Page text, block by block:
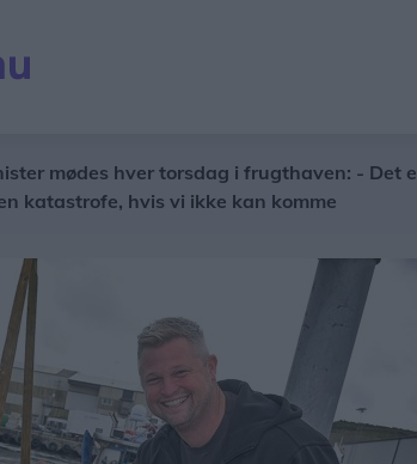
hver torsdag i frugthaven: - Det er
hvis vi ikke kan komme